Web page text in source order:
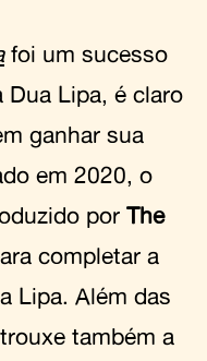
foi um sucesso
Dua Lipa, é claro
ganhar sua
em 2020, o
por The
completar a
Lipa. Além das
também a